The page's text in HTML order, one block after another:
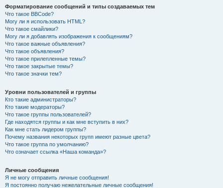
Форматирование сообщений и типы создаваемых тем
Что такое BBCode?
Могу ли я использовать HTML?
Что такое смайлики?
Могу ли я добавлять изображения к сообщениям?
Что такое важные объявления?
Что такое объявления?
Что такое прилепленные темы?
Что такое закрытые темы?
Что такое значки тем?
Уровни пользователей и группы
Кто такие администраторы?
Кто такие модераторы?
Что такое группы пользователей?
Где находятся группы и как мне вступить в них?
Как мне стать лидером группы?
Почему названия некоторых групп имеют разные цвета?
Что такое группа по умолчанию?
Что означает ссылка «Наша команда»?
Личные сообщения
Я не могу отправить личные сообщения!
Я постоянно получаю нежелательные личные сообщения!